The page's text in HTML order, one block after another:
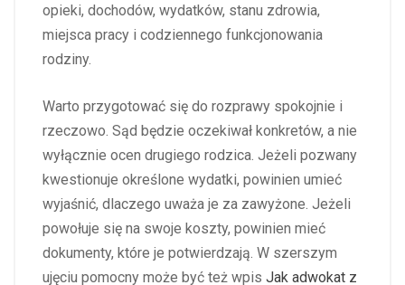
opieki, dochodów, wydatków, stanu zdrowia,
miejsca pracy i codziennego funkcjonowania
rodziny.
Warto przygotować się do rozprawy spokojnie i
rzeczowo. Sąd będzie oczekiwał konkretów, a nie
wyłącznie ocen drugiego rodzica. Jeżeli pozwany
kwestionuje określone wydatki, powinien umieć
wyjaśnić, dlaczego uważa je za zawyżone. Jeżeli
powołuje się na swoje koszty, powinien mieć
dokumenty, które je potwierdzają. W szerszym
ujęciu pomocny może być też wpis Jak adwokat z